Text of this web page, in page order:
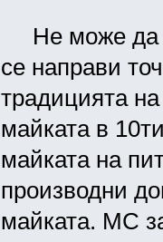
Не може да
се направи
традицията
майката в
майката на
производни
майката. МС